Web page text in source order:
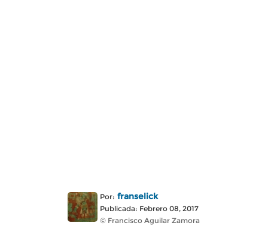
Por: franselick
Publicada: Febrero 08, 2017
© Francisco Aguilar Zamora